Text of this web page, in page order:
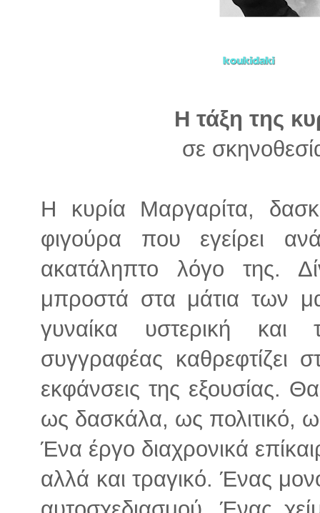
Η τάξη της
σε
Η κυρία Μαργαρίτα,
φιγούρα που εγείρει
ακατάληπτο λόγο της.
μπροστά στα μάτια των
γυναίκα υστερική και
συγγραφέας καθρεφτίζει
εκφάνσεις της εξουσίας.
ως δασκάλα, ως πολιτικό,
Ένα έργο διαχρονικά
αλλά και τραγικό. Ένας